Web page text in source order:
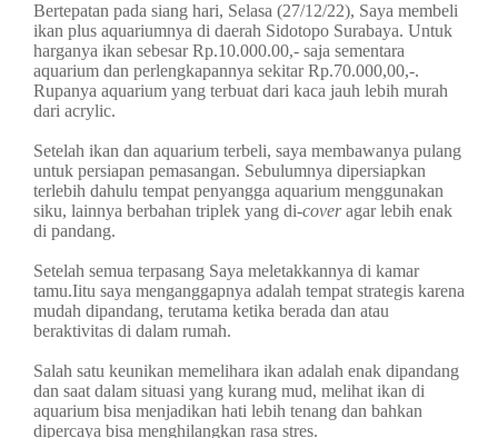
Bertepatan pada siang hari, Selasa (27/12/22), Saya membeli
ikan plus aquariumnya di daerah Sidotopo Surabaya. Untuk
harganya ikan sebesar Rp.10.000.00,- saja sementara
aquarium dan perlengkapannya sekitar Rp.70.000,00,-.
Rupanya aquarium yang terbuat dari kaca jauh lebih murah
dari acrylic.
Setelah ikan dan aquarium terbeli, saya membawanya pulang
untuk persiapan pemasangan. Sebulumnya dipersiapkan
terlebih dahulu tempat penyangga aquarium menggunakan
siku, lainnya berbahan triplek yang di-coveragar lebih enak
di pandang.
Setelah semua terpasang Saya meletakkannya di kamar
tamu.Iitu saya menganggapnya adalah tempat strategis karena
mudah dipandang, terutama ketika berada dan atau
beraktivitas di dalam rumah.
Salah satu keunikan memelihara ikan adalah enak dipandang
dan saat dalam situasi yang kurang mud, melihat ikan di
aquarium bisa menjadikan hati lebih tenang dan bahkan
dipercaya bisa menghilangkan rasa stres.